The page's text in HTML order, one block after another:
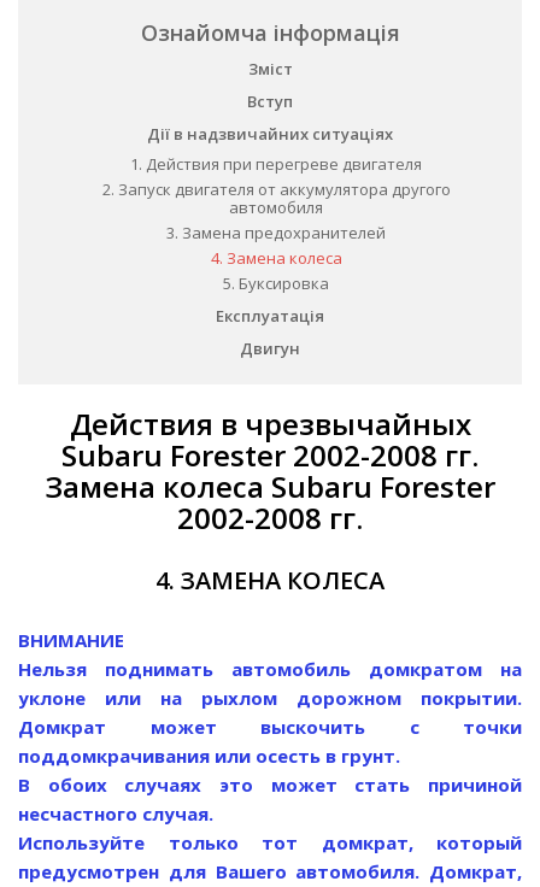
Ознайомча інформація
Зміст
Вступ
Дії в надзвичайних ситуаціях
1. Действия при перегреве двигателя
2. Запуск двигателя от аккумулятора другого
автомобиля
3. Замена предохранителей
4. Замена колеса
5. Буксировка
Експлуатація
Двигун
Действия в чрезвычайных
Subaru Forester 2002-2008 гг.
Замена колеса Subaru Forester
2002-2008 гг.
4. ЗАМЕНА КОЛЕСА
ВНИМАНИЕ
Нельзя поднимать автомобиль домкратом на
уклоне или на рыхлом дорожном покрытии.
Домкрат может выскочить с точки
поддомкрачивания или осесть в грунт.
В обоих случаях это может стать причиной
несчастного случая.
Используйте только тот домкрат, который
предусмотрен для Вашего автомобиля. Домкрат,